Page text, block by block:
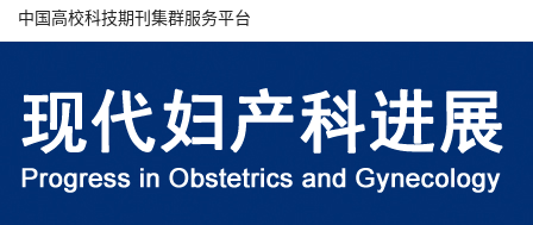
中国高校科技期刊集群服务平台